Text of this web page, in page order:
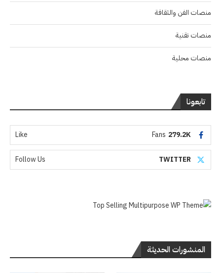
منصات الفن والثقافة
منصات تقنية
منصات محلية
تابعونا
279.2K
Fans
Like
TWITTER
Follow Us
المنشورات الحديثة